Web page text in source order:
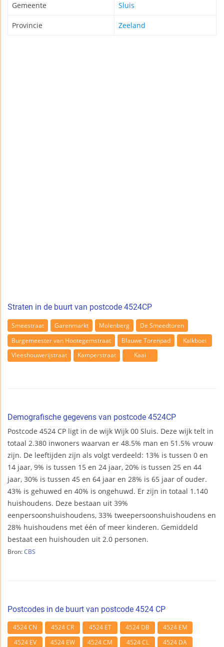
Gemeente Sluis
Provincie Zeeland
Straten in de buurt van postcode 4524CP
Smeestraat Garenmarkt Molenberg
De Smeedtoren
Burgemeester van Hootegemstraat
Blauwe Torenpad
Kalkboei
Vleeshouwerijstraat
Kamperstraat Kaai
Demografische gegevens van postcode 4524CP
Postcode 4524 CP ligt in de wijk Wijk 00 Sluis. Deze wijk telt in
totaal 2.380 inwoners waarvan er 48.5% man en 51.5% vrouw
zijn. De leeftijden zijn als volgt verdeeld: 13% is tussen 0 en
14 jaar, 9% is tussen 15 en 24 jaar, 20% is tussen 25 en 44
jaar, 30% is tussen 45 en 64 jaar en 28% is 65 jaar of ouder.
43% is gehuwed en 40% is ongehuwd. Er zijn in totaal 1.140
huishoudens. Deze bestaan uit 39%
eenpersoonshuishoudens, 33% tweepersoonshuishoudens en
28% huishoudens met één of meer kinderen. Gemiddeld
bestaat een huishouden uit 2.0 personen.
Bron: CBS
Postcodes in de buurt van postcode 4524 CP
4524 CN 4524 CR 4524 ET 4524 DB
4524 EM
4524 EV
4524 EW 4524 CM 4524 CL
4524 DA